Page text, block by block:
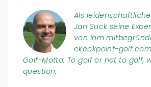
Als
Jan Suck seine
von ihm
ckeckpoint-
Golf-Motto: To golf or not to golf,
question.